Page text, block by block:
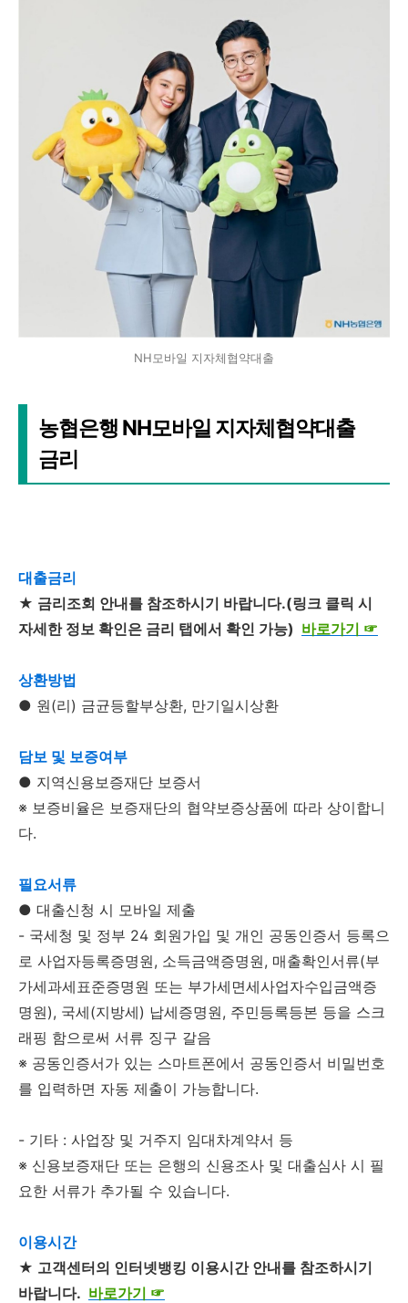
NH모바일 지자체협약대출
농협은행 NH모바일 지자체협약대출
금리
대출금리
★ 금리조회 안내를 참조하시기 바랍니다.(링크 클릭 시
자세한 정보 확인은 금리 탭에서 확인 가능) 바로가기 ☞
상환방법
● 원(리) 금균등할부상환, 만기일시상환
담보 및 보증여부
● 지역신용보증재단 보증서
※ 보증비율은 보증재단의 협약보증상품에 따라 상이합니
다.
필요서류
● 대출신청 시 모바일 제출
- 국세청 및 정부 24 회원가입 및 개인 공동인증서 등록으
로 사업자등록증명원, 소득금액증명원, 매출확인서류(부
가세과세표준증명원 또는 부가세면세사업자수입금액증
명원), 국세(지방세) 납세증명원, 주민등록등본 등을 스크
래핑 함으로써 서류 징구 갈음
※ 공동인증서가 있는 스마트폰에서 공동인증서 비밀번호
를 입력하면 자동 제출이 가능합니다.
- 기타 : 사업장 및 거주지 임대차계약서 등
※ 신용보증재단 또는 은행의 신용조사 및 대출심사 시 필
요한 서류가 추가될 수 있습니다.
이용시간
★ 고객센터의 인터넷뱅킹 이용시간 안내를 참조하시기
바랍니다. 바로가기 ☞